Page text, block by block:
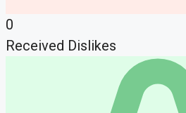
0
Received Dislikes